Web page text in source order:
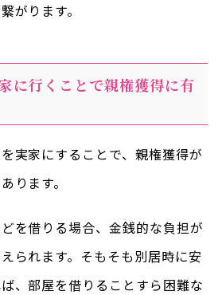
がります。
に行くことで親権獲得に有
実家にすることで、親権獲得が
ります。
を借りる場合、金銭的な負担が
られます。そもそも別居時に安
、部屋を借りることすら困難な